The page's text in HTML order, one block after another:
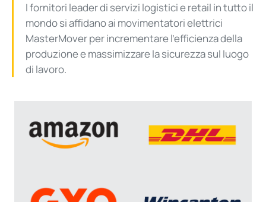
I fornitori leader di servizi logistici e retail in tutto il
mondo si affidano ai movimentatorielettrici
MasterMoverper incrementare l’efficienza della
produzione e massimizzare la sicurezza sul luogo
di lavoro.